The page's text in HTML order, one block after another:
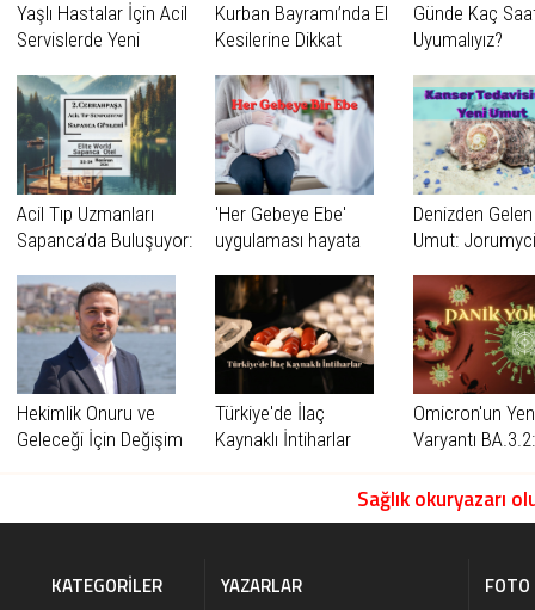
Yaşlı Hastalar İçin Acil
Servislerde Yeni
Servisler
Kurban Bayramı’nda El
Kesilerine Dikkat
Günde Kaç
Uyumalıyız?
Acil Tıp Uzmanları
Sapanca’da Buluşuyor:
Sempozyumu
Sapanca Günleri”
Başlıyor
'Her Gebeye Ebe'
uygulaması hayata
Denizden
Umut:
Hekimlik Onuru ve
Geleceği İçin Değişim
Türkiye'de İlaç
Kaynaklı İntiharlar
Omicron'un
Varyantı
Sağlık okuryazarı
KATEGORILER
YAZARLAR
FOTO